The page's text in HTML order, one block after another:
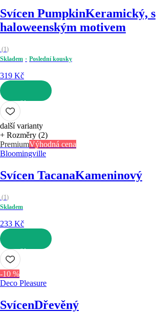
Svícen PumpkinKeramický, s
haloweenským motivem
(1)
Skladem
Poslední kousky
319 Kč
DO KOŠÍKU
další varianty
+ Rozměry (2)
PremiumVýhodná cena
Bloomingville
Svícen TacanaKameninový
(1)
Skladem
233 Kč
DO KOŠÍKU
-10 %
Deco Pleasure
SvícenDřevěný